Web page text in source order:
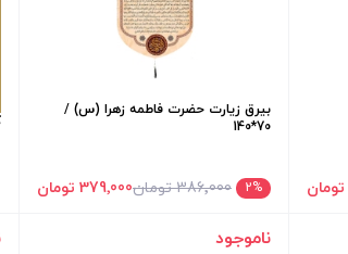
بیرق زیارت حضرت فاطمه زهرا (س) /
70*140
2% 386٬000 تومان 379٬000 تومان
ناموجود